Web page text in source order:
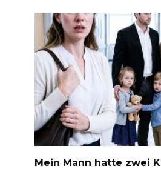
Mein Mann hatte zwei